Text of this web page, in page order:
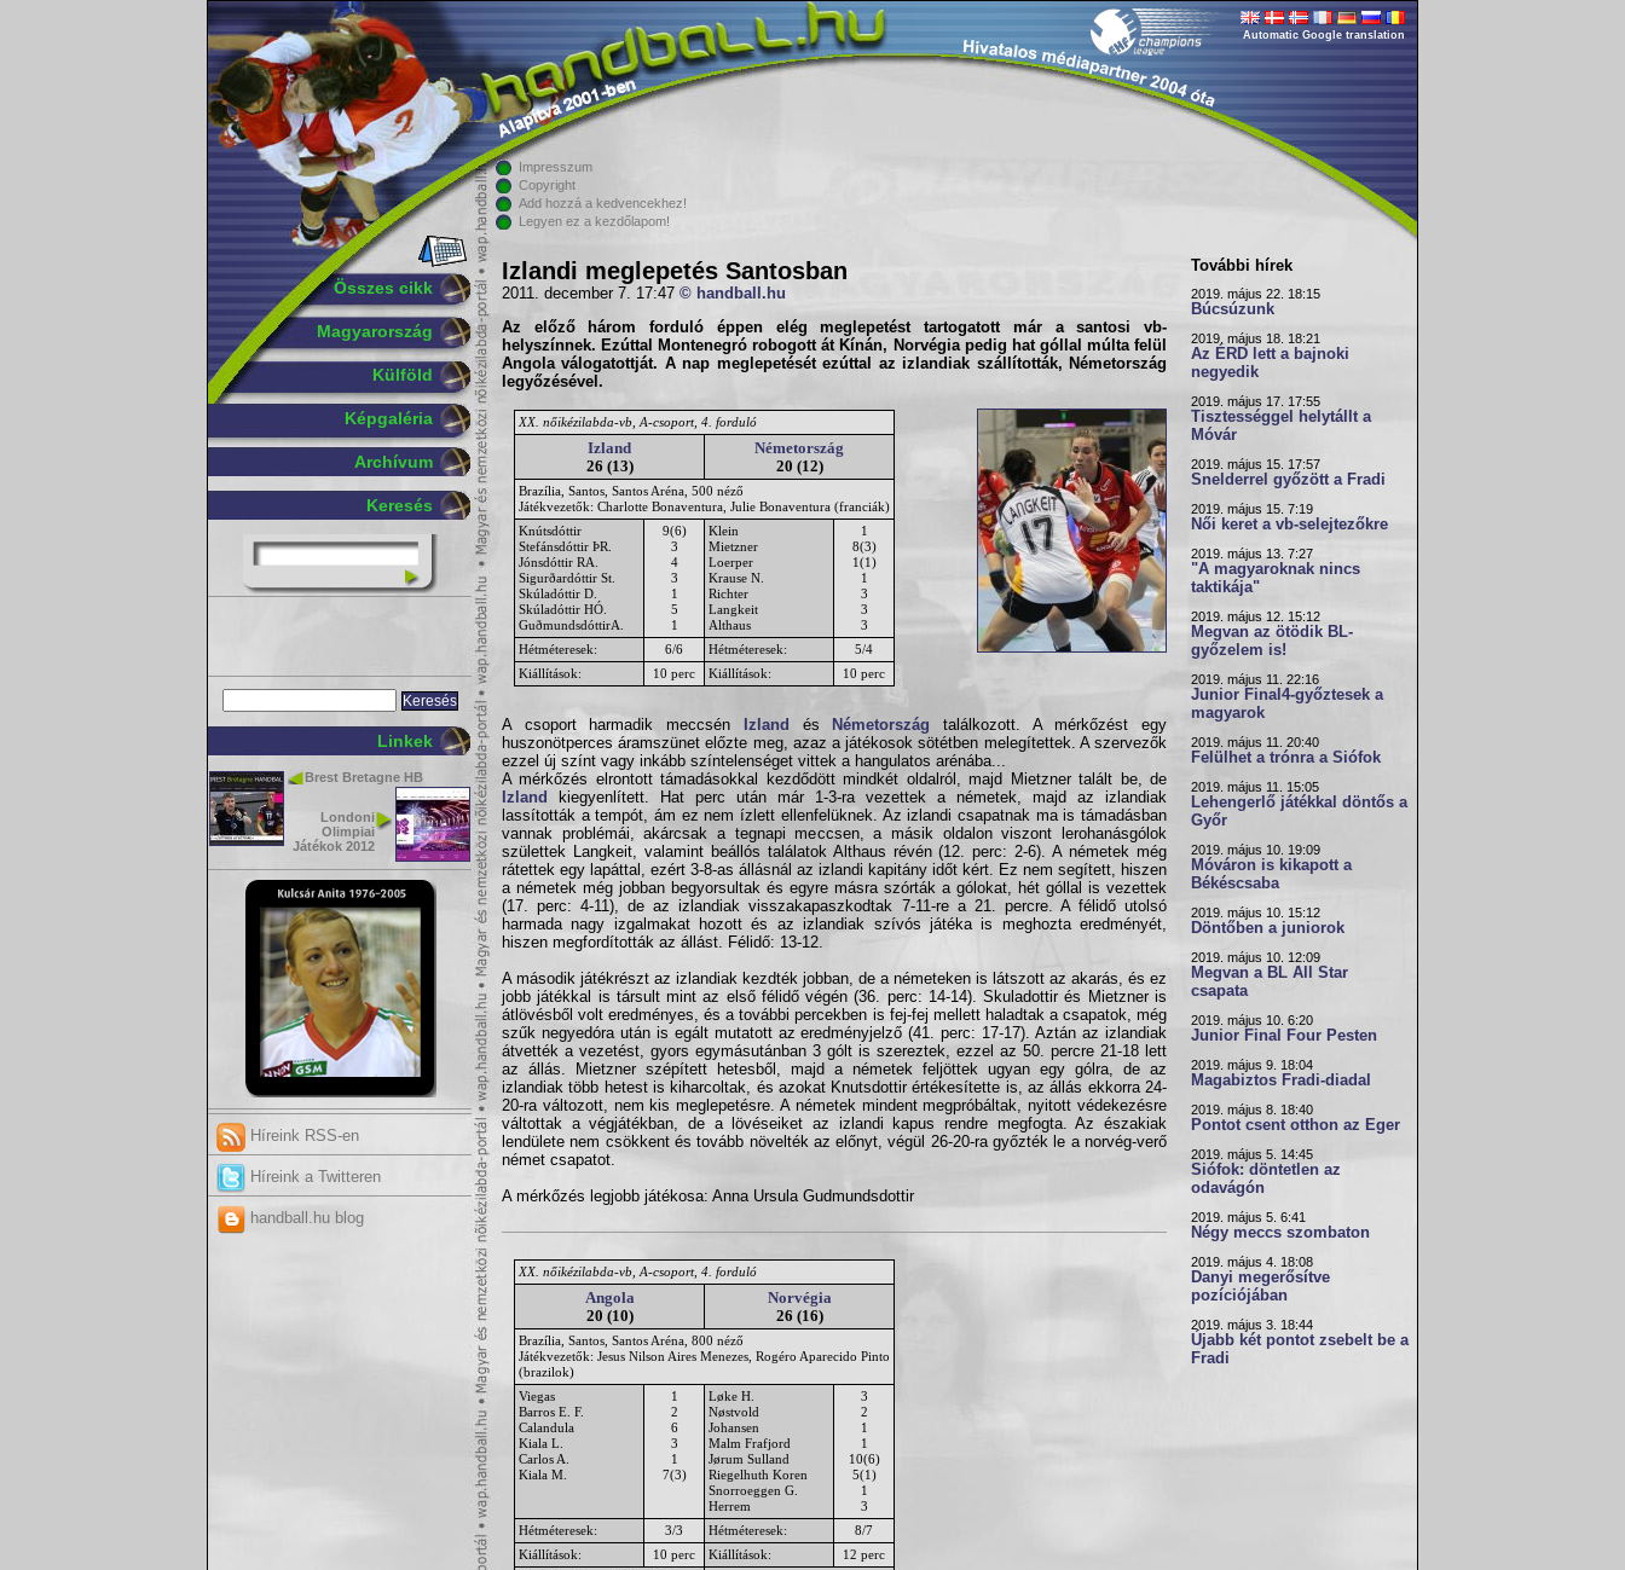
Összes cikk
Magyarország
Külföld
Képgaléria
Archívum
Keresés
Linkek
Brest Bretagne HB
Londoni
Olimpiai
Játékok 2012
Híreink RSS-en
Híreink a Twitteren
handball.hu blog
Automatic Google translation
Impresszum
Copyright
Add hozzá a kedvencekhez!
Legyen ez a kezdőlapom!
Izlandi meglepetés Santosban
2011. december 7. 17:47 © handball.hu
Az előző három forduló éppen elég meglepetést tartogatott már a santosi vb-
helyszínnek. Ezúttal Montenegró robogott át Kínán, Norvégia pedig hat góllal múlta felül
Angola válogatottját. A nap meglepetését ezúttal az izlandiak szállították, Németország
legyőzésével.
XX. nőikézilabda-vb, A-csoport, 4. forduló
Izland
26 (13)
Németország
20 (12)
Brazília, Santos, Santos Aréna, 500 néző
Játékvezetők: Charlotte Bonaventura, Julie Bonaventura (franciák)
Knútsdóttir
Stefánsdóttir ÞR.
Jónsdóttir RA.
Sigurðardóttir St.
Skúladóttir D.
Skúladóttir HÓ.
GuðmundsdóttirA.
9(6)
3
4
3
1
5
1
Klein
Mietzner
Loerper
Krause N.
Richter
Langkeit
Althaus
1
8(3)
1(1)
1
3
3
3
Hétméteresek:
6/6 Hétméteresek:
5/4
Kiállítások:
10 perc Kiállítások: 10 perc
A csoport harmadik meccsén Izland és Németország találkozott. A mérkőzést egy
huszonötperces áramszünet előzte meg, azaz a játékosok sötétben melegítettek. A szervezők
ezzel új színt vagy inkább színtelenséget vittek a hangulatos arénába...
A mérkőzés elrontott támadásokkal kezdődött mindkét oldalról, majd Mietzner talált be, de
Izland
kiegyenlített. Hat perc után már 1-3-ra vezettek a németek, majd az izlandiak
lassították a tempót, ám ez nem ízlett ellenfelüknek. Az izlandi csapatnak ma is támadásban
vannak problémái, akárcsak a tegnapi meccsen, a másik oldalon viszont lerohanásgólok
születtek Langkeit, valamint beállós találatok Althaus révén (12. perc: 2-6). A németek még
rátettek egy lapáttal, ezért 3-8-as állásnál az izlandi kapitány időt kért. Ez nem segített, hiszen
a németek még jobban begyorsultak és egyre másra szórták a gólokat, hét góllal is vezettek
(17. perc: 4-11), de az izlandiak visszakapaszkodtak 7-11-re a 21. percre. A félidő utolsó
harmada nagy izgalmakat hozott és az izlandiak szívós játéka is meghozta eredményét,
hiszen megfordították az állást. Félidő: 13-12.
A második játékrészt az izlandiak kezdték jobban, de a németeken is látszott az akarás, és ez
jobb játékkal is társult mint az első félidő végén (36. perc: 14-14). Skuladottir és Mietzner is
átlövésből volt eredményes, és a további percekben is fej-fej mellett haladtak a csapatok, még
szűk negyedóra után is egált mutatott az eredményjelző (41. perc: 17-17). Aztán az izlandiak
átvették a vezetést, gyors egymásutánban 3 gólt is szereztek, ezzel az 50. percre 21-18 lett
az állás. Mietzner szépített hetesből, majd a németek feljöttek ugyan egy gólra, de az
izlandiak több hetest is kiharcoltak, és azokat Knutsdottir értékesítette is, az állás ekkorra 24-
20-ra változott, nem kis meglepetésre. A németek mindent megpróbáltak, nyitott védekezésre
váltottak a végjátékban, de a lövéseiket az izlandi kapus rendre megfogta. Az északiak
lendülete nem csökkent és tovább növelték az előnyt, végül 26-20-ra győzték le a norvég-verő
német csapatot.
A mérkőzés legjobb játékosa: Anna Ursula Gudmundsdottir
XX. nőikézilabda-vb, A-csoport, 4. forduló
Angola
20 (10)
Norvégia
26 (16)
Brazília, Santos, Santos Aréna, 800 néző
Játékvezetők: Jesus Nilson Aires Menezes, Rogéro Aparecido Pinto
(brazilok)
Viegas
Barros E. F.
Calandula
Kiala L.
Carlos A.
Kiala M.
1
2
6
3
1
7(3)
Løke H.
Nøstvold
Johansen
Malm Frafjord
Jørum Sulland
Riegelhuth Koren
Snorroeggen G.
Herrem
3
2
1
1
10(6)
5(1)
1
3
Hétméteresek:
3/3 Hétméteresek:
8/7
Kiállítások:
10 perc Kiállítások:
12 perc
További hírek
2019. május 22. 18:15
Búcsúzunk
2019. május 18. 18:21
Az ÉRD lett a bajnoki
negyedik
2019. május 17. 17:55
Tisztességgel helytállt a
Móvár
2019. május 15. 17:57
Snelderrel győzött a Fradi
2019. május 15. 7:19
Női keret a vb-selejtezőkre
2019. május 13. 7:27
"A magyaroknak nincs
taktikája"
2019. május 12. 15:12
Megvan az ötödik BL-
győzelem is!
2019. május 11. 22:16
Junior Final4-győztesek a
magyarok
2019. május 11. 20:40
Felülhet a trónra a Siófok
2019. május 11. 15:05
Lehengerlő játékkal döntős a
Győr
2019. május 10. 19:09
Móváron is kikapott a
Békéscsaba
2019. május 10. 15:12
Döntőben a juniorok
2019. május 10. 12:09
Megvan a BL All Star
csapata
2019. május 10. 6:20
Junior Final Four Pesten
2019. május 9. 18:04
Magabiztos Fradi-diadal
2019. május 8. 18:40
Pontot csent otthon az Eger
2019. május 5. 14:45
Siófok: döntetlen az
odavágón
2019. május 5. 6:41
Négy meccs szombaton
2019. május 4. 18:08
Danyi megerősítve
pozíciójában
2019. május 3. 18:44
Újabb két pontot zsebelt be a
Fradi